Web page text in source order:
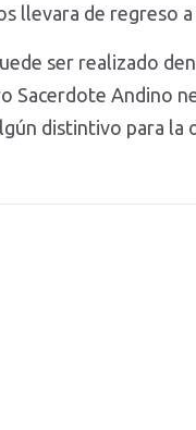
llevara de regreso
ser realizado
Sacerdote Andino
distintivo para la